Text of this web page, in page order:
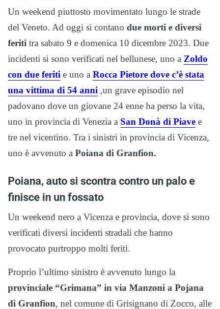
Un weekend piuttosto movimentato lungo le strade
del Veneto. Ad oggi si contano due morti e diversi
feriti tra sabato 9 e domenica 10 dicembre 2023. Due
incidenti si sono verificati nel bellunese, uno a Zoldo
con due feriti e uno a Rocca Pietore dove c’è stata
una vittima di 54 anni ,un grave episodio nel
padovano dove un giovane 24 enne ha perso la vita,
uno in provincia di Venezia a San Donà di Piave e
tre nel vicentino. Tra i sinistri in provincia di Vicenza,
uno è avvenuto a Poiana di Granfion.
Poiana, auto si scontra contro un palo e
finisce in un fossato
Un weekend nero a Vicenza e provincia, dove si sono
verificati diversi incidenti stradali che hanno
provocato purtroppo molti feriti.
Proprio l’ultimo sinistro è avvenuto lungo la
provinciale “Grimana” in via Manzoni a Pojana
di Granfion, nel comune di Grisignano di Zocco, alle